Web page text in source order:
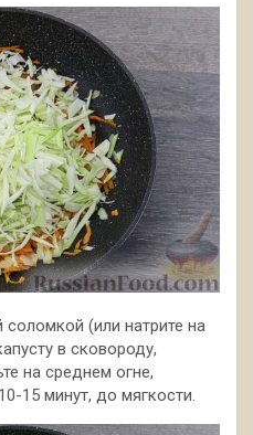
соломкой (или натрите на
в сковороду,
на среднем огне,
15 минут, до мягкости.